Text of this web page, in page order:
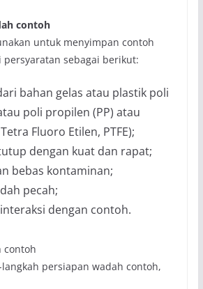
contoh
untuk menyimpan contoh
sebagai berikut:
bahan gelas atau plastik poli
poli propilen (PP) atau
Fluoro Etilen, PTFE);
dengan kuat dan rapat;
bebas kontaminan;
pecah;
dengan contoh.
contoh
persiapan wadah contoh,